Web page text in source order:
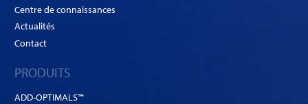
Centre de connaissances
Actualités
Contact
PRODUITS
ADD-OPTIMALS™